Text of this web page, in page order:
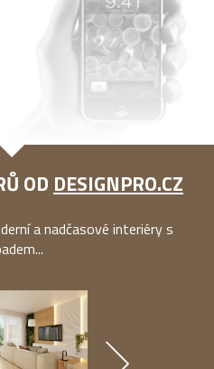
OD DESIGNPRO.CZ
a nadčasové interiéry s